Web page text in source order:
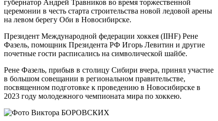
губернатор Андрей Травников во время торжественной
церемонии в честь старта строительства новой ледовой арены
на левом берегу Оби в Новосибирске.
Президент Международной федерации хоккея (IIHF) Рене
Фазель, помощник Президента РФ Игорь Левитин и другие
почетные гости расписались на символической шайбе.
Рене Фазель, прибыв в столицу Сибири вчера, принял участие
в большом совещании в региональном правительстве,
посвященном подготовке к проведению в Новосибирске в
2023 году молодежного чемпионата мира по хоккею.